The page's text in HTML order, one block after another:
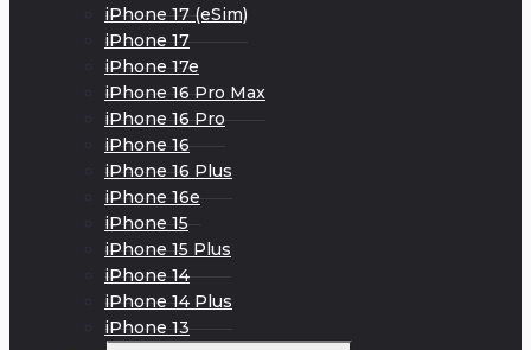
iPhone 17 (eSim)
iPhone 17
iPhone 17e
iPhone 16 Pro Max
iPhone 16 Pro
iPhone 16
iPhone 16 Plus
iPhone 16e
iPhone 15
iPhone 15 Plus
iPhone 14
iPhone 14 Plus
iPhone 13